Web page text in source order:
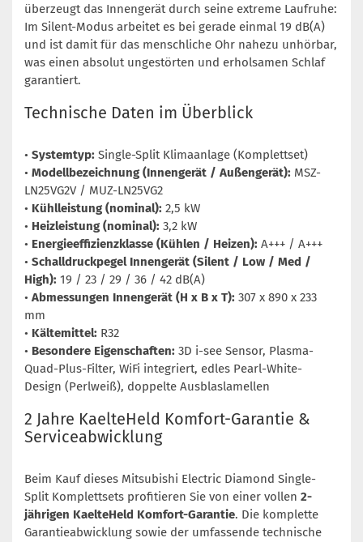
überzeugt das Innengerät durch seine extreme Laufruhe:
Im Silent-Modus arbeitet es bei gerade einmal 19 dB(A)
und ist damit für das menschliche Ohr nahezu unhörbar,
was einen absolut ungestörten und erholsamen Schlaf
garantiert.
Technische Daten im Überblick
• Systemtyp: Single-Split Klimaanlage (Komplettset)
• Modellbezeichnung (Innengerät / Außengerät): MSZ-
LN25VG2V / MUZ-LN25VG2
• Kühlleistung (nominal): 2,5 kW
• Heizleistung (nominal): 3,2 kW
• Energieeffizienzklasse (Kühlen / Heizen): A+++ / A+++
• Schalldruckpegel Innengerät (Silent / Low / Med /
High): 19 / 23 / 29 / 36 / 42 dB(A)
• Abmessungen Innengerät (H x B x T): 307 x 890 x 233
mm
• Kältemittel: R32
• Besondere Eigenschaften: 3D i-see Sensor, Plasma-
Quad-Plus-Filter, WiFi integriert, edles Pearl-White-
Design (Perlweiß), doppelte Ausblaslamellen
2 Jahre KaelteHeld Komfort-Garantie &
Serviceabwicklung
Beim Kauf dieses Mitsubishi Electric Diamond Single-
Split Komplettsets profitieren Sie von einer vollen 2-
jährigen KaelteHeld Komfort-Garantie. Die komplette
Garantieabwicklung sowie der umfassende technische